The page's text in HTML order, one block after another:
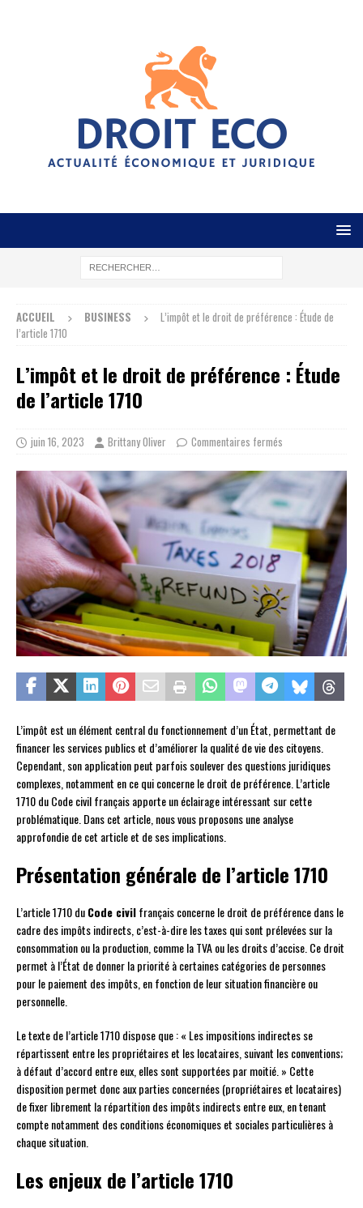
ACCUEIL BUSINESS
L’impôt et le droit de préférence : Étude de
l’article 1710
L’impôt et le droit de préférence : Étude
de l’article 1710
juin 16, 2023 Brittany Oliver Commentaires fermés
L’impôt est un élément central du fonctionnement d’un État, permettant de
financer les services publics et d’améliorer la qualité de vie des citoyens.
Cependant, son application peut parfois soulever des questions juridiques
complexes, notamment en ce qui concerne le droit de préférence. L’article
1710 du Code civil français apporte un éclairage intéressant sur cette
problématique. Dans cet article, nous vous proposons une analyse
approfondie de cet article et de ses implications.
Présentation générale de l’article 1710
L’article 1710 duCode civilfrançais concerne le droit de préférence dans le
cadre des impôts indirects, c’est-à-dire les taxes qui sont prélevées sur la
consommation ou la production, comme la TVA ou les droits d’accise. Ce droit
permet à l’État de donner la priorité à certaines catégories de personnes
pour le paiement des impôts, en fonction de leur situation financière ou
personnelle.
Le texte de l’article 1710 dispose que : « Les impositions indirectes se
répartissent entre les propriétaires et les locataires, suivant les conventions;
à défaut d’accord entre eux, elles sont supportées par moitié. » Cette
disposition permet donc aux parties concernées (propriétaires et locataires)
de fixer librement la répartition des impôts indirects entre eux, en tenant
compte notamment des conditions économiques et sociales particulières à
chaque situation.
Les enjeux de l’article 1710